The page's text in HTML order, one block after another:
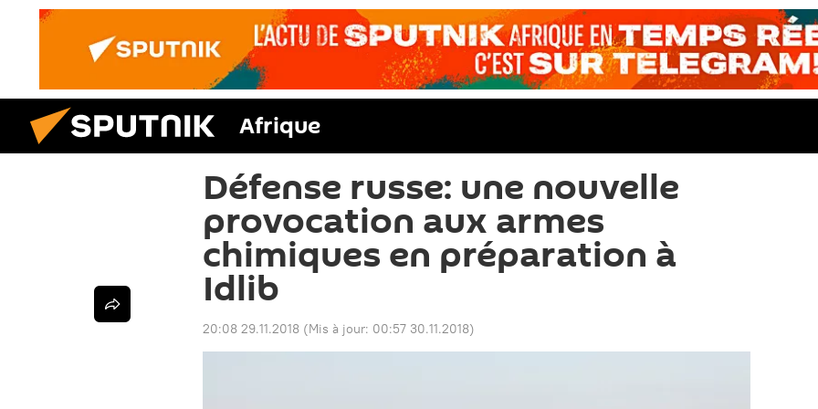
Afrique
Défense russe: une nouvelle
provocation aux armes
chimiques en préparation à
Idlib
20:08 29.11.2018 (Mis à jour: 00:57 30.11.2018)